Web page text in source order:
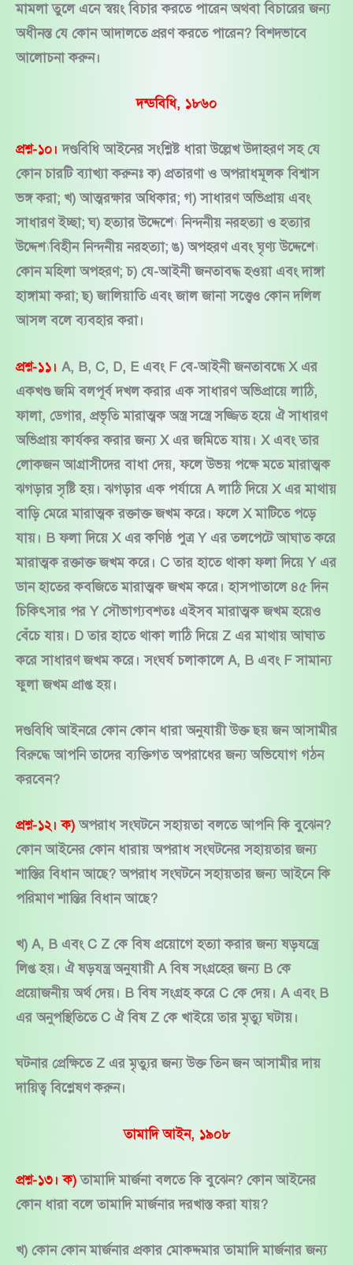
মামলা তুলে এনে স্বয়ং বিচার করতে পারেন অথবা বিচারের জন্য
অধীনস্ত যে কোন আদালতে প্ররণ করতে পারেন? বিশদভাবে
আলোচনা করুন।
দন্ডবিধি, ১৮৬০
প্রশ্ন-১০। দণ্ডবিধি আইনের সংশ্লিষ্ট ধারা উল্লেখ উদাহরণ সহ যে
কোন চারটি ব্যাখ্যা করুনঃ ক) প্রতারণা ও অপরাধমূলক বিশ্বাস
ভঙ্গ করা; খ) আত্মরক্ষার অধিকার; গ) সাধারণ অভিপ্রায় এবং
সাধারণ ইচ্ছা; ঘ) হত্যার উদ্দেশ্যে নিন্দনীয় নরহত্যা ও হত্যার
উদ্দেশ্যবিহীন নিন্দনীয় নরহত্যা; ঙ) অপহরণ এবং ঘৃণ্য উদ্দেশ্যে
কোন মহিলা অপহরণ; চ) যে-আইনী জনতাবদ্ধ হওয়া এবং দাঙ্গা
হাঙ্গামা করা; ছ) জালিয়াতি এবং জাল জানা সত্ত্বেও কোন দলিল
আসল বলে ব্যবহার করা।
প্রশ্ন-১১। A, B, C, D, E এবং F বে-আইনী জনতাবন্ধে X এর
একখণ্ড জমি বলপূর্ব দখল করার এক সাধারণ অভিপ্রায়ে লাঠি,
ফালা, ডেগার, প্রভৃতি মারাত্মক অস্ত্র সস্ত্রে সজ্জিত হয়ে ঐ সাধারণ
অভিপ্রায় কার্যকর করার জন্য X এর জমিতে যায়। X এবং তার
লোকজন আগ্রাসীদের বাধা দেয়, ফলে উভয় পক্ষে মতে মারাত্মক
ঝগড়ার সৃষ্টি হয়। ঝগড়ার এক পর্যায়ে A লাঠি দিয়ে X এর মাথায়
বাড়ি মেরে মারাত্মক রক্তাক্ত জখম করে। ফলে X মাটিতে পড়ে
যায়। B ফলা দিয়ে X এর কণিষ্ঠ পুত্র Y এর তলপেটে আঘাত করে
মারাত্মক রক্তাক্ত জখম করে। C তার হাতে থাকা ফলা দিয়ে Y এর
ডান হাতের কবজিতে মারাত্মক জখম করে। হাসপাতালে ৪৫ দিন
চিকিৎসার পর Y সৌভাগ্যবশতঃ এইসব মারাত্মক জখম হয়েও
বেঁচে যায়। D তার হাতে থাকা লাঠি দিয়ে Z এর মাথায় আঘাত
করে সাধারণ জখম করে। সংঘর্ষ চলাকালে A, B এবং F সামান্য
ফুলা জখম প্রাপ্ত হয়।
দণ্ডবিধি আইনরে কোন কোন ধারা অনুযায়ী উক্ত ছয় জন আসামীর
বিরুদ্ধে আপনি তাদের ব্যক্তিগত অপরাধের জন্য অভিযোগ গঠন
করবেন?
প্রশ্ন-১২। ক)অপরাধ সংঘটনে সহায়তা বলতে আপনি কি বুঝেন?
কোন আইনের কোন ধারায় অপরাধ সংঘটনের সহায়তার জন্য
শাস্তির বিধান আছে? অপরাধ সংঘটনে সহায়তার জন্য আইনে কি
পরিমাণ শান্তির বিধান আছে?
খ) A, B এবং C Z কে বিষ প্রয়োগে হত্যা করার জন্য ষড়যন্ত্রে
লিপ্ত হয়। ঐ ষড়যন্ত্র অনুযায়ী A বিষ সংগ্রহের জন্য B কে
প্রয়োজনীয় অর্থ দেয়। B বিষ সংগ্রহ করে C কে দেয়। A এবং B
এর অনুপস্থিতিতে C ঐ বিষ Z কে খাইয়ে তার মৃত্যু ঘটায়।
ঘটনার প্রেক্ষিতে Z এর মৃত্যুর জন্য উক্ত তিন জন আসামীর দায়
দায়িত্ব বিশ্লেষণ করুন।
তামাদি আইন, ১৯০৮
প্রশ্ন-১৩। ক)তামাদি মার্জনা বলতে কি বুঝেন? কোন আইনের
কোন ধারা বলে তামাদি মার্জনার দরখাস্ত করা যায়?
খ) কোন কোন মার্জনার প্রকার মোকদ্দমার তামাদি মার্জনার জন্য